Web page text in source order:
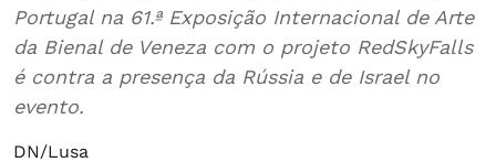
Portugal na 61.ª Exposição Internacional de Arte
da Bienal de Veneza com o projeto RedSkyFalls
é contra a presença da Rússia e de Israel no
evento.
DN/Lusa